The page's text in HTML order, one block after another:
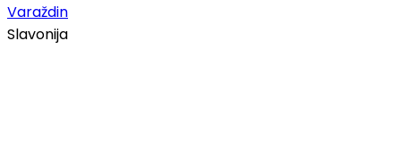
Varaždin
Slavonija